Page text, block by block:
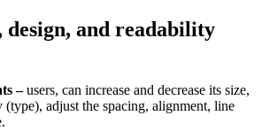
and readability
–users, can increase and decrease its size,
(type), adjust the spacing, alignment, line